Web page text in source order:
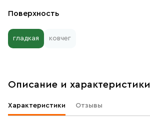
Поверхность
гладкая ковчег
Описание и характеристики
Характеристики Отзывы